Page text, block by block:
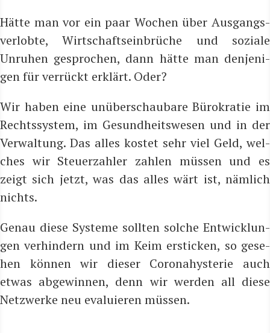
Hät­te man vor ein paar Wochen über Aus­gangs­
ver­lob­te, Wirt­schafts­ein­brü­che und sozia­le
Unru­hen gespro­chen, dann hät­te man den­je­ni­
gen für ver­rückt erklärt. Oder?
Wir haben eine unüber­schau­ba­re Büro­kra­tie im
Rechts­sys­tem, im Gesund­heits­we­sen und in der
Ver­wal­tung. Das alles kos­tet sehr viel Geld, wel­
ches wir Steu­er­zah­ler zah­len müs­sen und es
zeigt sich jetzt, was das alles wärt ist, näm­lich
nichts.
Genau die­se Sys­te­me soll­ten sol­che Ent­wick­lun­
gen ver­hin­dern und im Keim ersti­cken, so gese­
hen kön­nen wir die­ser Coro­na­hys­te­rie auch
etwas abge­win­nen, denn wir wer­den all die­se
Netz­wer­ke neu eva­lu­ie­ren müssen.